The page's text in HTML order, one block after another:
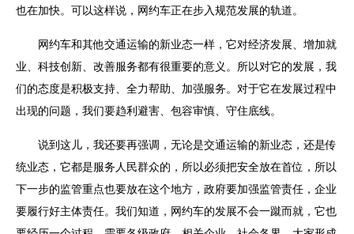
也在加快。可以这样说，网约车正在步入规范发展的轨道。
网约车和其他交通运输的新业态一样，它对经济发展、增加就
业、科技创新、改善服务都有很重要的意义。所以对它的发展，我
们的态度是积极支持、全力帮助、加强服务。对于它在发展过程中
出现的问题，我们要趋利避害、包容审慎、守住底线。
说到这儿，我还要再强调，无论是交通运输的新业态，还是传
统业态，它都是服务人民群众的，所以必须把安全放在首位，所以
下一步的监管重点也要放在这个地方，政府要加强监管责任，企业
要履行好主体责任。我们知道，网约车的发展不会一蹴而就，它也